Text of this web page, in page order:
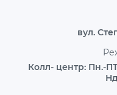
вул.
Колл- центр: Пн.-